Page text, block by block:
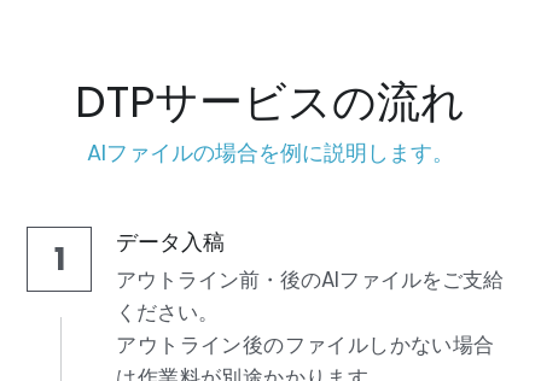
DTPサービスの流れ
AIファイルの場合を例に説明します。
1 データ入稿
アウトライン前・後のAIファイルをご支給
ください。
アウトライン後のファイルしかない場合